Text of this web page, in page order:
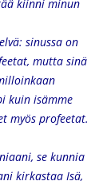
kiinni minun
sinussa on
mutta sinä
kuin isämme
myös profeetat.
se kunnia
kirkastaa Isä,